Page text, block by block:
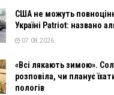
США не можуть
Україні Patriot: названо
07.08.2026
«Всі лякають зимою».
розповіла, чи планує
пологів